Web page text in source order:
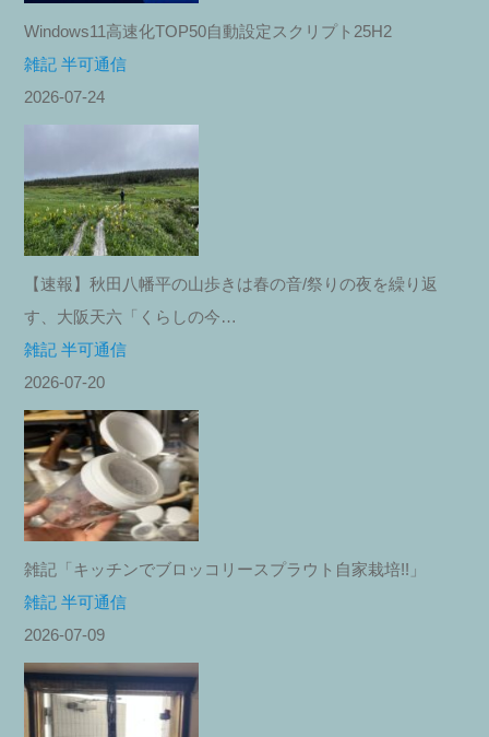
Windows11高速化TOP50自動設定スクリプト25H2
雑記 半可通信
2026-07-24
【速報】秋田八幡平の山歩きは春の音/祭りの夜を繰り返
す、大阪天六「くらしの今…
雑記 半可通信
2026-07-20
雑記「キッチンでブロッコリースプラウト自家栽培!!」
雑記 半可通信
2026-07-09